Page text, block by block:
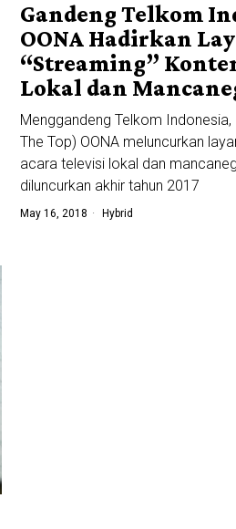
Gandeng Telkom
OONA Hadirkan
“Streaming”
Lokal dan
Menggandeng Telkom Indonesia,
The Top) OONA meluncurkan
acara televisi lokal dan
diluncurkan akhir tahun 2017
May 16, 2018 Hybrid